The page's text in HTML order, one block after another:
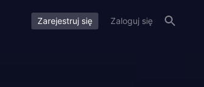
Zarejestruj się Zaloguj się